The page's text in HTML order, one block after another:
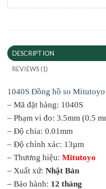
DESCRIPTION
REVIEWS (1)
1040S Đồng hồ so
– Mã đặt hàng: 1040S
– Phạm vi đo: 3.5mm (0.5
– Độ chia: 0.01mm
– Độ chính xác: 13µm
– Thương hiệu: Mitutoyo
– Xuất xứ: Nhật Bản
– Bảo hành: 12 tháng